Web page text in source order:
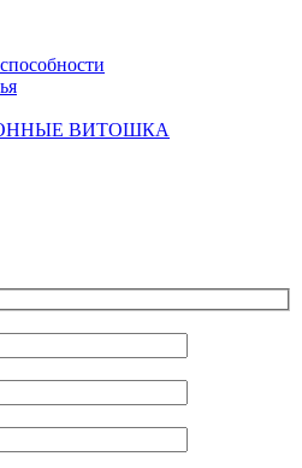
ВИТОШКА